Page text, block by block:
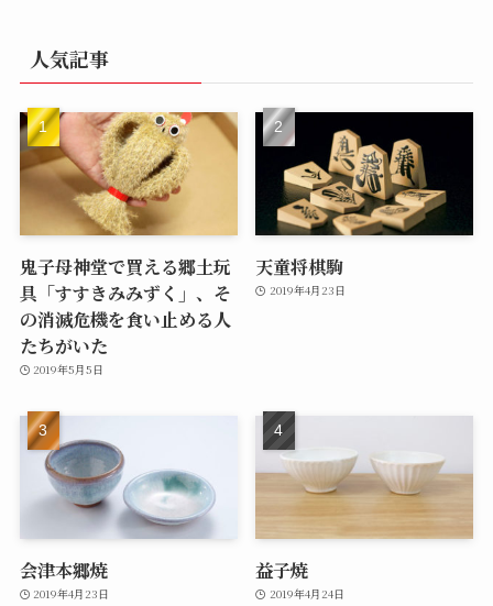
人気記事
鬼子母神堂で買える郷土玩
具「すすきみみずく」、そ
の消滅危機を食い止める人
たちがいた
2019年5月5日
天童将棋駒
2019年4月23日
会津本郷焼
2019年4月23日
益子焼
2019年4月24日